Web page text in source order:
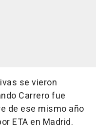
se vieron
Carrero fue
de ese mismo año
ETA en Madrid.